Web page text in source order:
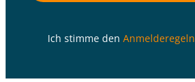
Ich stimme den Anmelderegeln